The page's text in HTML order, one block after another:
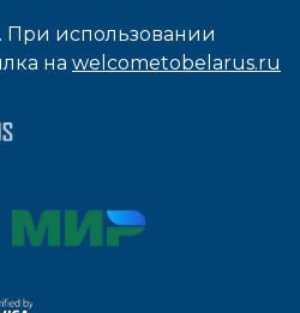
использовании
на welcometobelarus.ru